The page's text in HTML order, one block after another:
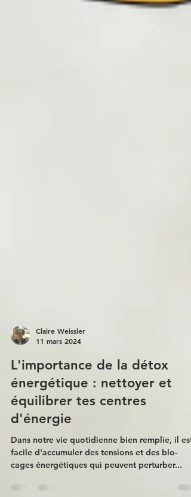
Claire Weissler
11 mars 2024
L'importance de la détox
énergétique : nettoyer et
équilibrer tes centres
d'énergie